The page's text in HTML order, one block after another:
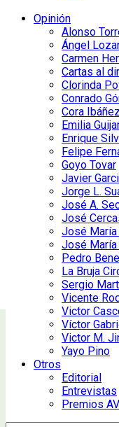
Opinión
Alonso
Ángel
Carmen
Cartas al
Clorinda
Conrado
Cora Ibáñez
Emilia
Enrique
Felipe
Goyo Tovar
Javier
Jorge L.
José A.
José
José María
José María
Pedro
La Bruja
Sergio
Vicente
Victor
Víctor
Victor M.
Yayo Pino
Otros
Editorial
Entrevistas
Premios